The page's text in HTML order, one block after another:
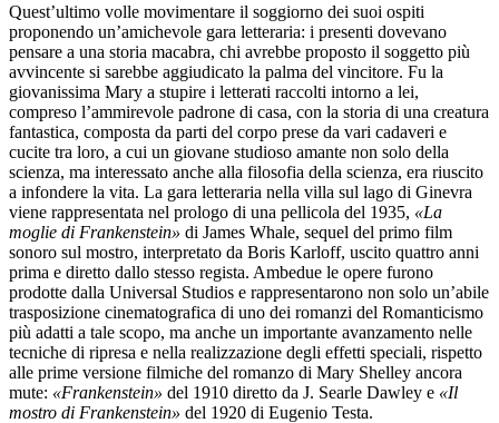
Quest’ultimo volle movimentare il soggiorno dei suoi ospiti
proponendo un’amichevole gara letteraria: i presenti dovevano
pensare a una storia macabra, chi avrebbe proposto il soggetto più
avvincente si sarebbe aggiudicato la palma del vincitore. Fu la
giovanissima Mary a stupire i letterati raccolti intorno a lei,
compreso l’ammirevole padrone di casa, con la storia di una creatura
fantastica, composta da parti del corpo prese da vari cadaveri e
cucite tra loro, a cui un giovane studioso amante non solo della
scienza, ma interessato anche alla filosofia della scienza, era riuscito
a infondere la vita. La gara letteraria nella villa sul lago di Ginevra
viene rappresentata nel prologo di una pellicola del 1935, «La
moglie di Frankenstein» di James Whale, sequel del primo film
sonoro sul mostro, interpretato da Boris Karloff, uscito quattro anni
prima e diretto dallo stesso regista. Ambedue le opere furono
prodotte dalla Universal Studios e rappresentarono non solo un’abile
trasposizione cinematografica di uno dei romanzi del Romanticismo
più adatti a tale scopo, ma anche un importante avanzamento nelle
tecniche di ripresa e nella realizzazione degli effetti speciali, rispetto
alle prime versione filmiche del romanzo di Mary Shelley ancora
mute: «Frankenstein» del 1910 diretto da J. Searle Dawley e «Il
mostro di Frankenstein» del 1920 di Eugenio Testa.